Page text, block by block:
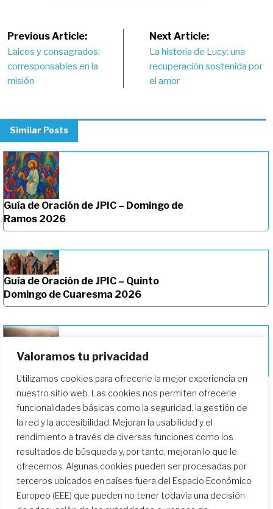
Valoramos tu privacidad
Utilizamos cookies para ofrecerle la mejor experiencia en
nuestro sitio web. Las cookies nos permiten ofrecerle
funcionalidades básicas como la seguridad, la gestión de
la red y la accesibilidad. Mejoran la usabilidad y el
rendimiento a través de diversas funciones como los
resultados de búsqueda y, por tanto, mejoran lo que le
ofrecemos. Algunas cookies pueden ser procesadas por
terceros ubicados en países fuera del Espacio Económico
Europeo (EEE) que pueden no tener todavía una decisión
Post
navigation
Previous Article:
Laicos y consagrados:
corresponsables en la
misión
Next Article:
La historia de Lucy: una
recuperación sostenida por
el amor
Similar Posts
Guía de Oración de JPIC – Domingo de
Ramos 2026
Guía de Oración de JPIC – Quinto
Domingo de Cuaresma 2026
Guía de Oración de JPIC – Cuarto
Domingo de Cuaresma 2026